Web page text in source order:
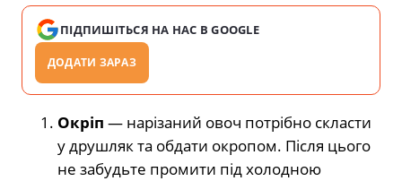
ПІДПИШІТЬСЯ НА НАС В GOOGLE
ДОДАТИ ЗАРАЗ
Окріп — нарізаний овоч потрібно скласти
у друшляк та обдати окропом. Після цього
не забудьте промити під холодною